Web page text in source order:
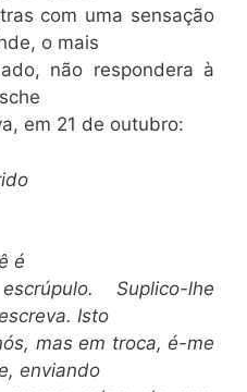
com uma sensação
o mais
não respondera à
em 21 de outubro:
é
Suplico-lhe
Isto
mas em troca, é-me
enviando